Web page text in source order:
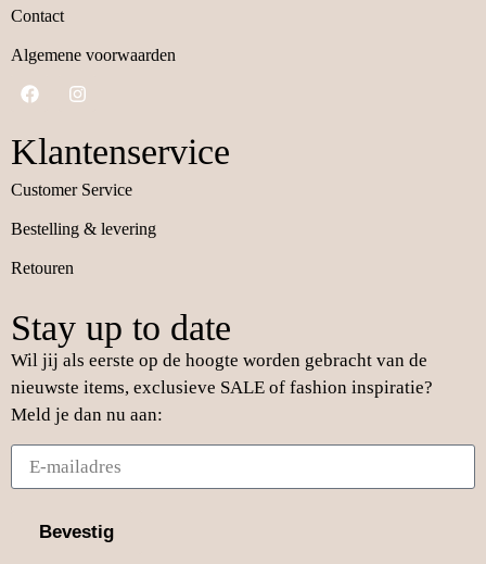
Contact
Algemene voorwaarden
Klantenservice
Customer Service
Bestelling & levering
Retouren
Stay up to date
Wil jij als eerste op de hoogte worden gebracht van de
nieuwste items, exclusieve SALE of fashion inspiratie?
Meld je dan nu aan:
Bevestig